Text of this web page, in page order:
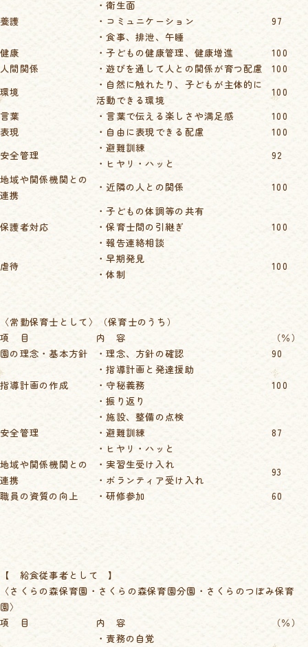
養護
・衛生面
・コミュニケーション
・食事、排泄、午睡
97
健康 ・子どもの健康管理、健康増進
100
人間関係
・遊びを通して人との関係が育つ配慮
100
環境
・自然に触れたり、子どもが主体的に
活動できる環境
100
言葉
・言葉で伝える楽しさや満足感
100
表現
・自由に表現できる配慮
100
安全管理
・避難訓練
・ヒヤリ・ハッと
92
地域や関係機関との
連携
・近隣の人との関係 100
保護者対応
・子どもの体調等の共有
・保育士間の引継ぎ
・報告連絡相談
100
虐待
・早期発見
・体制
100
〈常勤保育士として〉（保育士のうち）
項 目
内 容
（％）
園の理念・基本方針
・理念、方針の確認 90
指導計画の作成
・指導計画と発達援助
・守秘義務
・振り返り
100
安全管理
・施設、整備の点検
・避難訓練
・ヒヤリ・ハッと
87
地域や関係機関との
連携
・実習生受け入れ
・ボランティア受け入れ
93
職員の資質の向上
・研修参加 60
【 給食従事者として 】
〈さくらの森保育園・さくらの森保育園分園・さくらのつぼみ保育
園〉
項 目
内 容 （％）
・責務の自覚